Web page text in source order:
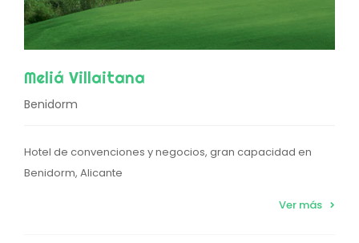
Meliá Villaitana
Benidorm
Hotel de convenciones y negocios, gran capacidad en
Benidorm, Alicante
Ver más